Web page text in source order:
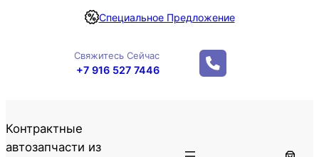
r
Специальное Предложение
Свяжитесь Сейчас
+7 916 527 7446
Контрактные
автозапчасти из